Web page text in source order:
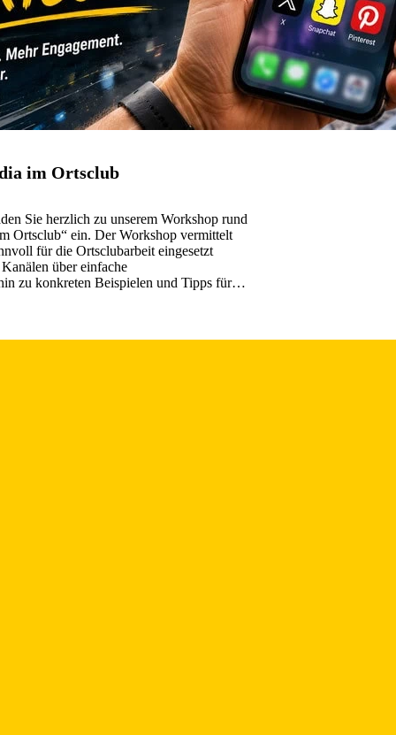
im Ortsclub
Sie herzlich zu unserem Workshop rund
Ortsclub“ ein. Der Workshop vermittelt
für die Ortsclubarbeit eingesetzt
über einfache
zu konkreten Beispielen und Tipps für